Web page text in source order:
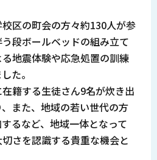
区の町会の方々約130人が参
段ボールベッドの組み立て
地震体験や応急処置の訓練
た。
籍する生徒さん9名が炊き出
また、地域の若い世代の方
るなど、地域一体となって
さを認識する貴重な機会と